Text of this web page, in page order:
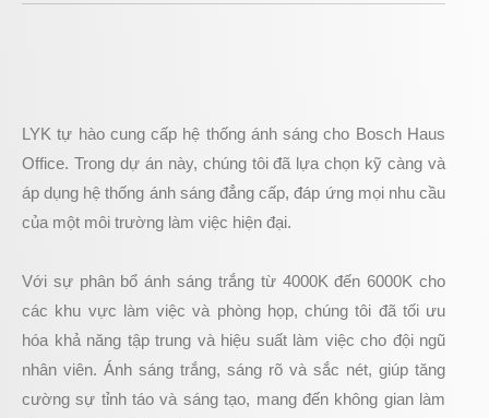
LYK tự hào cung cấp hệ thống ánh sáng cho Bosch Haus
Office. Trong dự án này, chúng tôi đã lựa chọn kỹ càng và
áp dụng hệ thống ánh sáng đẳng cấp, đáp ứng mọi nhu cầu
của một môi trường làm việc hiện đại.
Với sự phân bổ ánh sáng trắng từ 4000K đến 6000K cho
các khu vực làm việc và phòng họp, chúng tôi đã tối ưu
hóa khả năng tập trung và hiệu suất làm việc cho đội ngũ
nhân viên. Ánh sáng trắng, sáng rõ và sắc nét, giúp tăng
cường sự tỉnh táo và sáng tạo, mang đến không gian làm